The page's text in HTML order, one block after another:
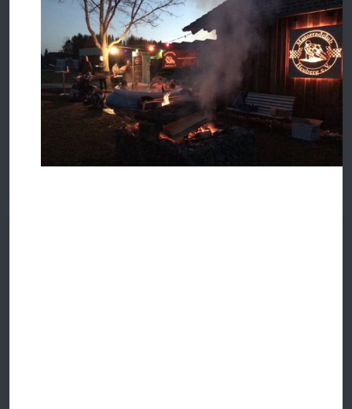
Zunftabend Fasnet 2024
Weiterlesen
DER TANK LEER
IST!